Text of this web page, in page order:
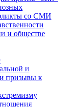
со СМИ
и обществе
и
призывы к